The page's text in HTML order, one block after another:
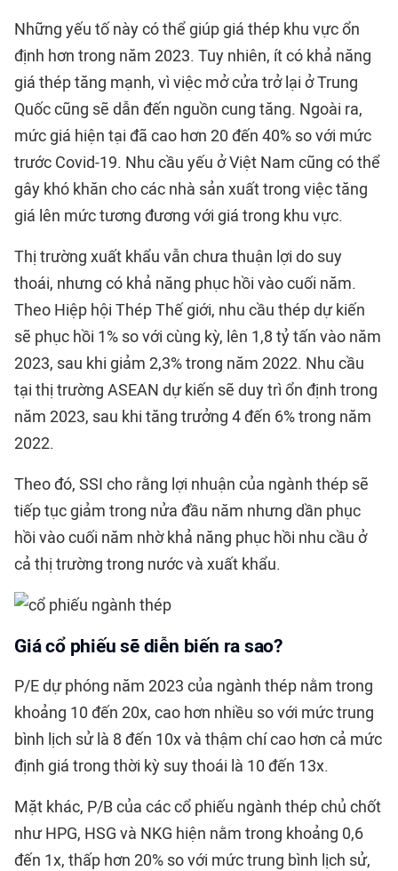
Những yếu tố này có thể giúp giá thép khu vực ổn
định hơn trong năm 2023. Tuy nhiên, ít có khả năng
giá thép tăng mạnh, vì việc mở cửa trở lại ở Trung
Quốc cũng sẽ dẫn đến nguồn cung tăng. Ngoài ra,
mức giá hiện tại đã cao hơn 20 đến 40% so với mức
trước Covid-19. Nhu cầu yếu ở Việt Nam cũng có thể
gây khó khăn cho các nhà sản xuất trong việc tăng
giá lên mức tương đương với giá trong khu vực.
Thị trường xuất khẩu vẫn chưa thuận lợi do suy
thoái, nhưng có khả năng phục hồi vào cuối năm.
Theo Hiệp hội Thép Thế giới, nhu cầu thép dự kiến
sẽ phục hồi 1% so với cùng kỳ, lên 1,8 tỷ tấn vào năm
2023, sau khi giảm 2,3% trong năm 2022. Nhu cầu
tại thị trường ASEAN dự kiến sẽ duy trì ổn định trong
năm 2023, sau khi tăng trưởng 4 đến 6% trong năm
2022.
Theo đó, SSI cho rằng lợi nhuận của ngành thép sẽ
tiếp tục giảm trong nửa đầu năm nhưng dần phục
hồi vào cuối năm nhờ khả năng phục hồi nhu cầu ở
cả thị trường trong nước và xuất khẩu.
Giá cổ phiếu sẽ diễn biến ra sao?
P/E dự phóng năm 2023 của ngành thép nằm trong
khoảng 10 đến 20x, cao hơn nhiều so với mức trung
bình lịch sử là 8 đến 10x và thậm chí cao hơn cả mức
định giá trong thời kỳ suy thoái là 10 đến 13x.
Mặt khác, P/B của các cổ phiếu ngành thép chủ chốt
như HPG, HSG và NKG hiện nằm trong khoảng 0,6
đến 1x, thấp hơn 20% so với mức trung bình lịch sử,